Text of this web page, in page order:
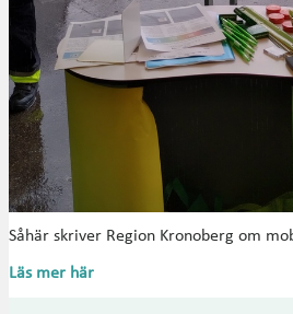
Såhär skriver Region Kronoberg om
Läs mer här